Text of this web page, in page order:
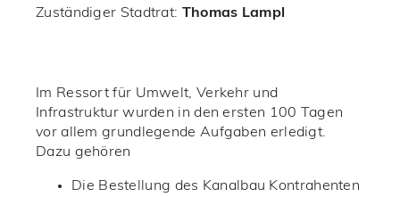
Zuständiger Stadtrat: Thomas Lampl
Im Ressort für Umwelt, Verkehr und
Infrastruktur wurden in den ersten 100 Tagen
vor allem grundlegende Aufgaben erledigt.
Dazu gehören
Die Bestellung des Kanalbau Kontrahenten